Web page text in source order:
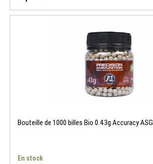
Bouteille de 1000 billes Bio 0.43g Accuracy ASG
En stock